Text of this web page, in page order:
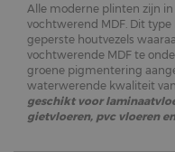
Alle moderne plinten zijn
vochtwerend MDF. Dit
geperste houtvezels
vochtwerende MDF te
groene pigmentering
waterwerende kwaliteit
geschikt voor
gietvloeren, pvc vloeren